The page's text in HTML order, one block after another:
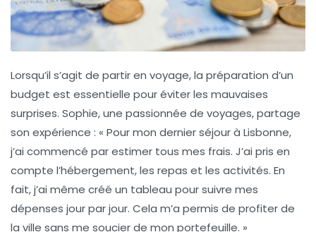
Lorsqu’il s’agit de partir en voyage, la préparation d’un
budget est essentielle pour éviter les mauvaises
surprises. Sophie, une passionnée de voyages, partage
son expérience : « Pour mon dernier séjour à Lisbonne,
j’ai commencé par estimer tous mes frais. J’ai pris en
compte l’hébergement, les repas et les activités. En
fait, j’ai même créé un tableau pour suivre mes
dépenses jour par jour. Cela m’a permis de profiter de
la ville sans me soucier de mon portefeuille. »